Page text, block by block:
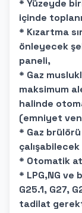
* Yüzeyde
içinde
* Kızartma
önleyecek
paneli,
* Gaz
maksimum
halinde
(emniyet
* Gaz
çalışabilecek
* Otomatik
* LPG,NG ve
G25.1, G27,
tadilat